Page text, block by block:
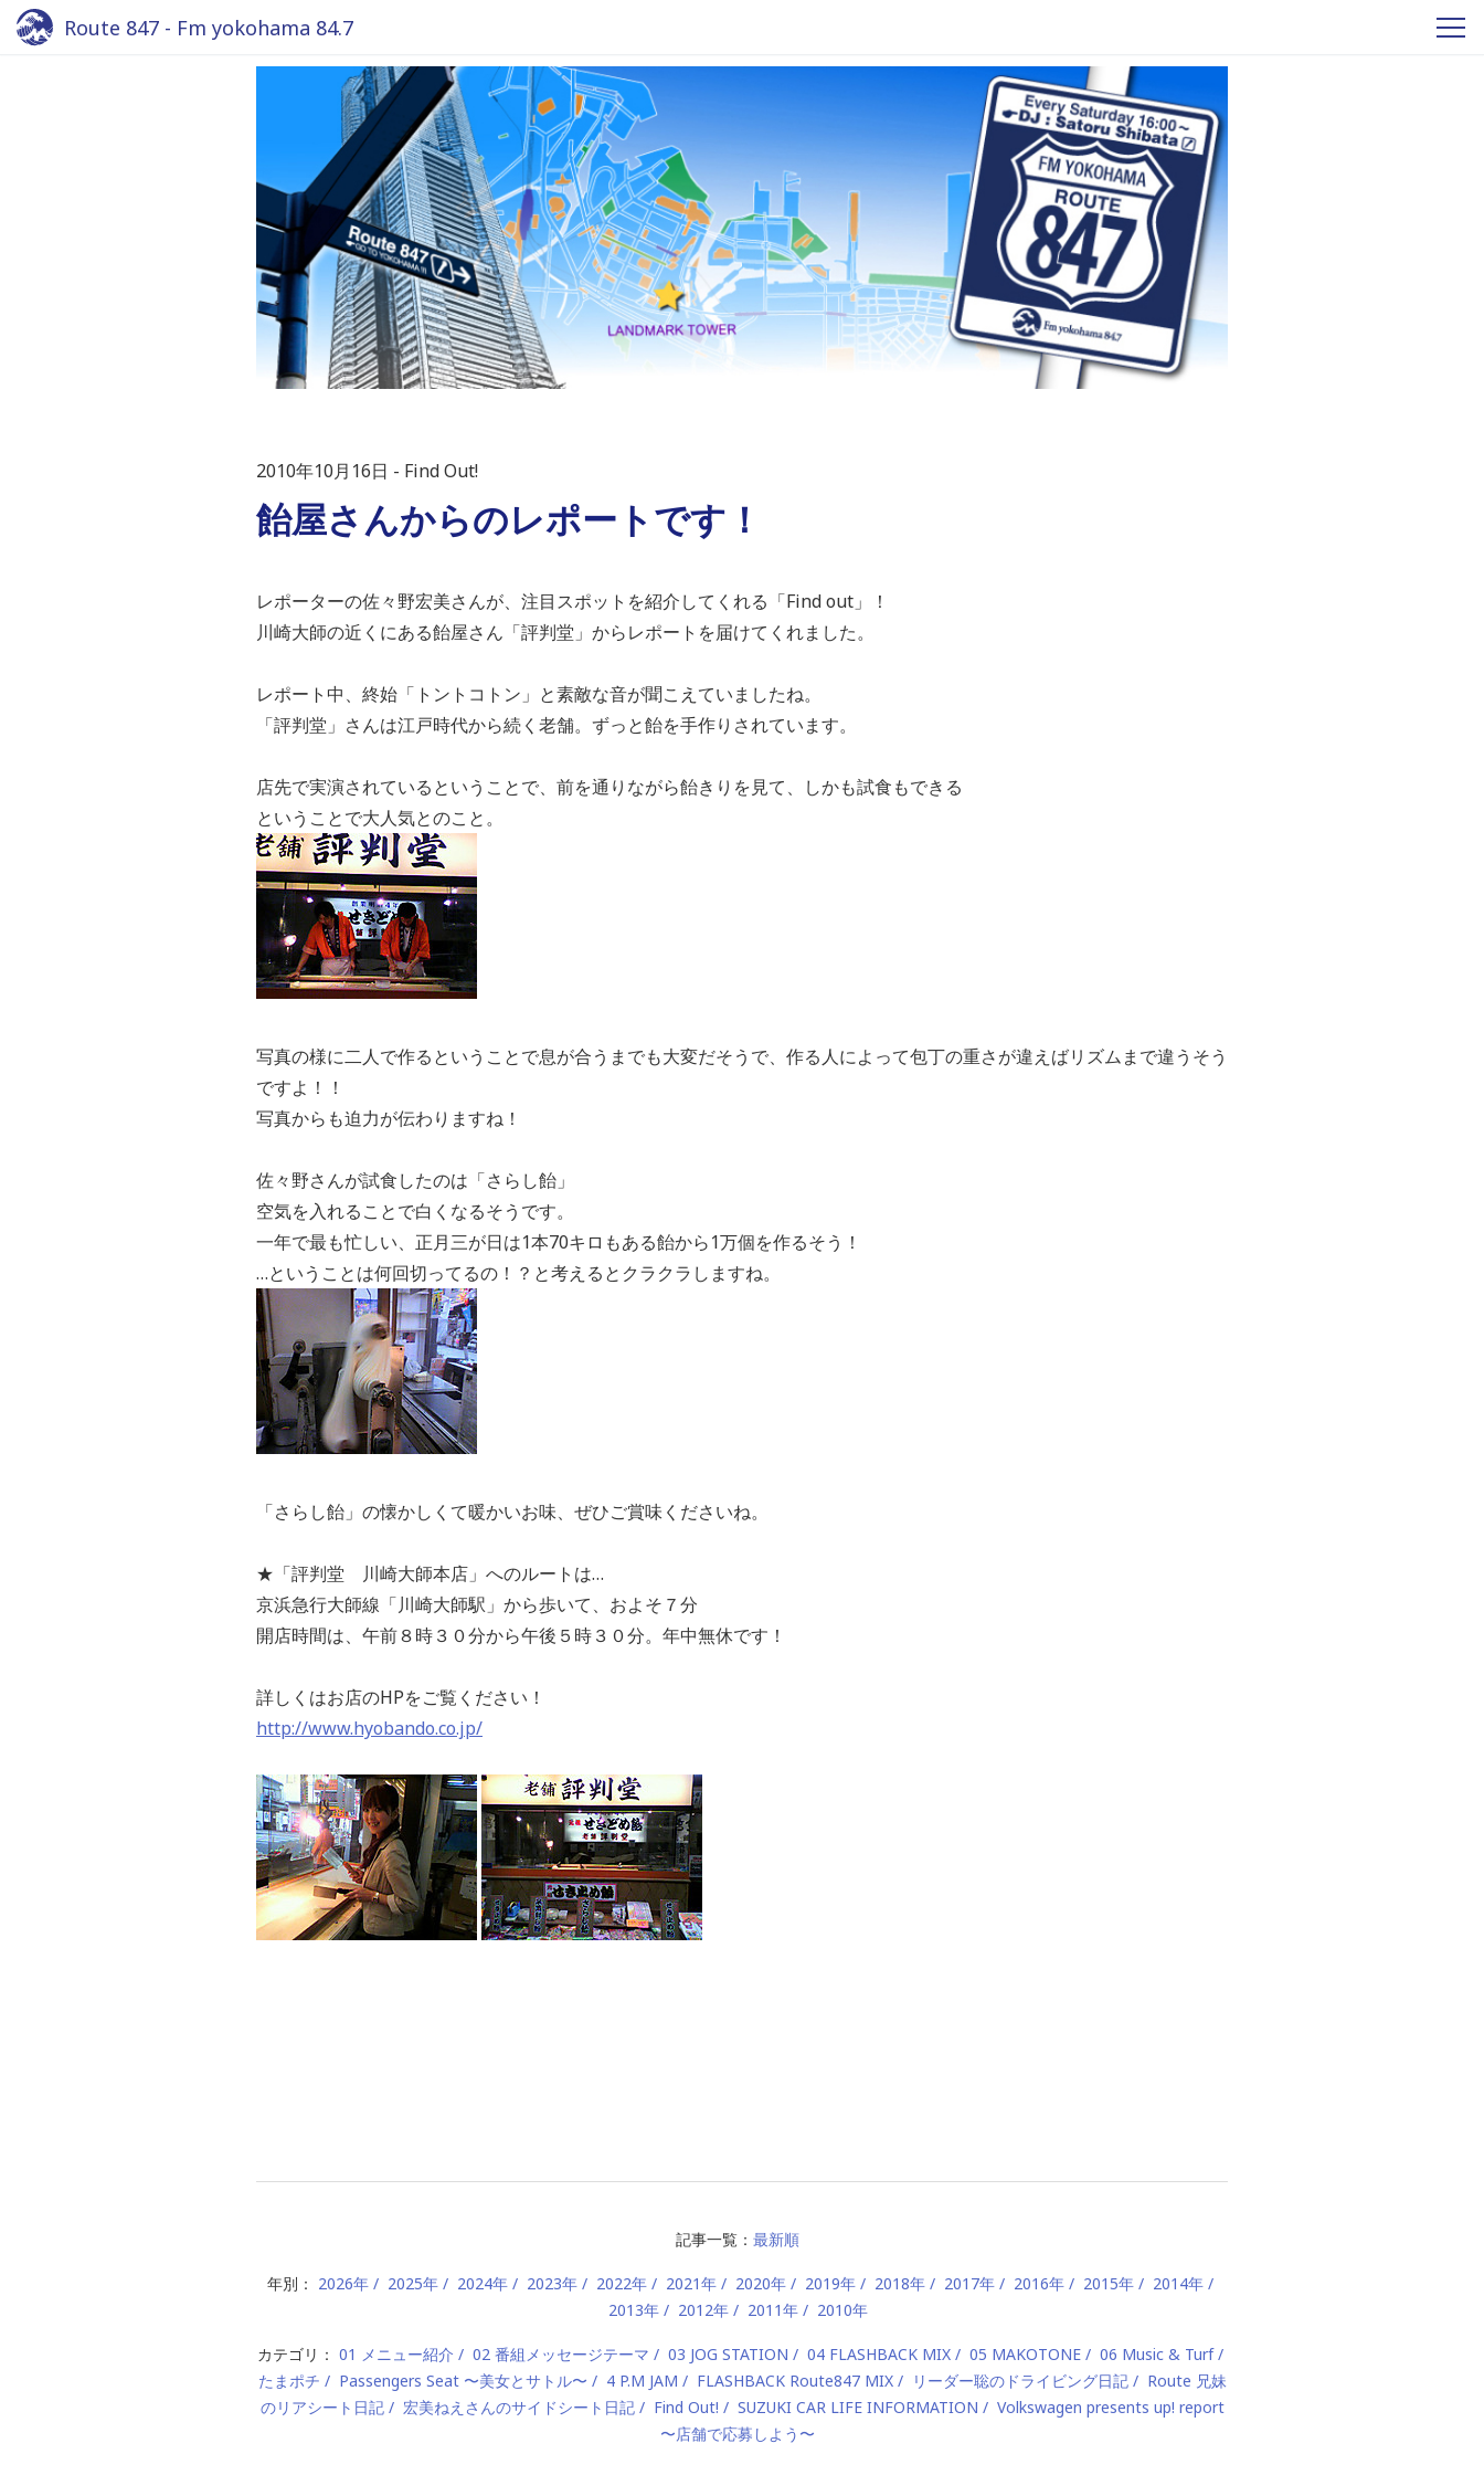
Route 847 - Fm yokohama 84.7
2010年10月16日 Find Out!
飴屋さんからのレポートです！
レポーターの佐々野宏美さんが、注目スポットを紹介してくれる「Find out」！
川崎大師の近くにある飴屋さん「評判堂」からレポートを届けてくれました。
レポート中、終始「トントコトン」と素敵な音が聞こえていましたね。
「評判堂」さんは江戸時代から続く老舗。ずっと飴を手作りされています。
店先で実演されているということで、前を通りながら飴きりを見て、しかも試食もできる
ということで大人気とのこと。
写真の様に二人で作るということで息が合うまでも大変だそうで、作る人によって包丁の重さが違えばリズムまで違うそう
ですよ！！
写真からも迫力が伝わりますね！
佐々野さんが試食したのは「さらし飴」
空気を入れることで白くなるそうです。
一年で最も忙しい、正月三が日は1本70キロもある飴から1万個を作るそう！
…ということは何回切ってるの！？と考えるとクラクラしますね。
「さらし飴」の懐かしくて暖かいお味、ぜひご賞味くださいね。
★「評判堂 川崎大師本店」へのルートは…
京浜急行大師線「川崎大師駅」から歩いて、およそ７分
開店時間は、午前８時３０分から午後５時３０分。年中無休です！
詳しくはお店のHPをご覧ください！
http://www.hyobando.co.jp/
記事一覧： 最新順
年別： 2026年 2025年 2024年 2023年 2022年 2021年 2020年 2019年 2018年 2017年 2016年 2015年
2014年
2013年
2012年 2011年 2010年
カテゴリ： 01 メニュー紹介 02 番組メッセージテーマ 03 JOG STATION 04 FLASHBACK MIX 05 MAKOTONE
06 Music & Turf
たまポチ
Passengers Seat 〜美女とサトル〜 4 P.M JAM FLASHBACK Route847 MIX リーダー聡のドライビング日記
Route 兄妹
のリアシート日記
宏美ねえさんのサイドシート日記 Find Out! SUZUKI CAR LIFE INFORMATION
Volkswagen presents up! report
〜店舗で応募しよう〜